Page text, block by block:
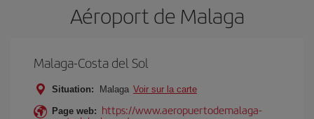
Aéroport de Malaga
Malaga-Costa del Sol
Situation: Malaga Voir sur la carte
Page web: https://www.aeropuertodemalaga-